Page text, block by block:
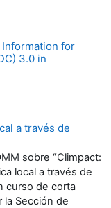
Information for
3.0 in
a través de
sobre “Climpact:
local a través de
curso de corta
la Sección de